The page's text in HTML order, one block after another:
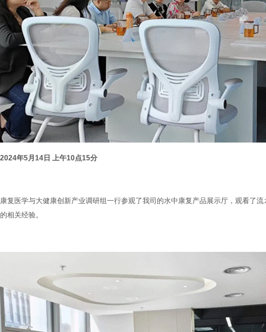
2024年5月 14 日 上午10点15分
康复医学与大健康创新产业调研组一行参观了我司的水中康复产品展示厅，观看了
的相关经验。